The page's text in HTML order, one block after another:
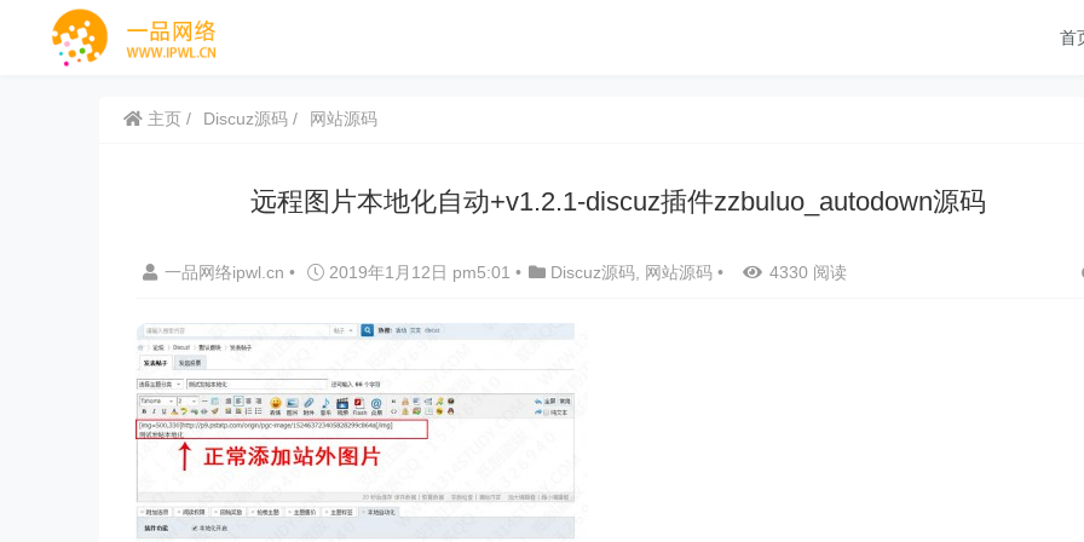
首
主页 Discuz源码 网站源码
远程图片本地化自动+v1.2.1-discuz插件zzbuluo_autodown源码
一品网络ipwl.cn • 2019年1月12日 pm5:01 • Discuz源码 网站源码 • 4330 阅读